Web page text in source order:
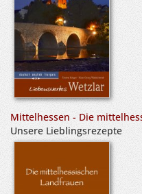
Mittelhessen - Die
Unsere Lieblingsrezepte